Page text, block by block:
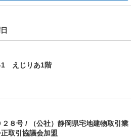
月額2500円
合ビル「えじりあ」の１階に移転オープン
内します。☆住みたいお部屋がきっと見つ
探しはエイブル清水店へ！お待ちしてお
1 えじりあ1階
８号 / （公社）静岡県宅地建物取引業
取引協議会加盟